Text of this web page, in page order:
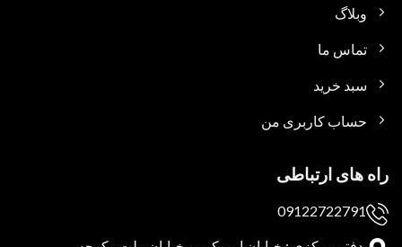
وبلاگ
تماس ما
سبد خرید
حساب کاربری من
راه های ارتباطی
09122722791